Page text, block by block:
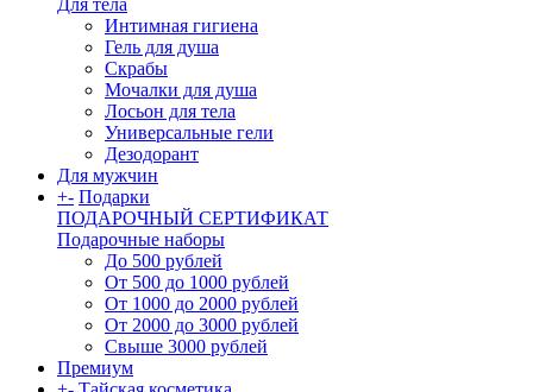
Интимная гигиена
Гель для душа
Скрабы
Мочалки для душа
Лосьон для тела
Универсальные гели
Дезодорант
Для мужчин
+- Подарки
ПОДАРОЧНЫЙ СЕРТИФИКАТ
Подарочные наборы
До 500 рублей
От 500 до 1000 рублей
От 1000 до 2000 рублей
От 2000 до 3000 рублей
Свыше 3000 рублей
Премиум